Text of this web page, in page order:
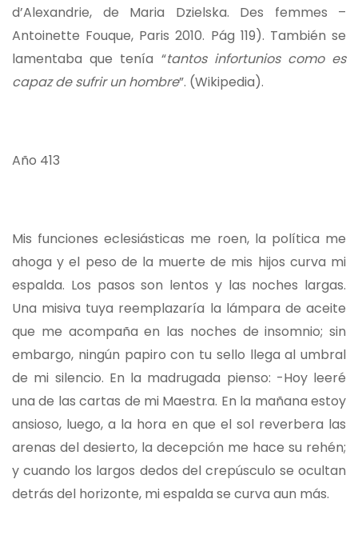
d’Alexandrie, de Maria Dzielska. Des femmes –
Antoinette Fouque, Paris 2010. Pág 119). También se
lamentaba que tenía “tantos infortunios como es
capaz de sufrir un hombre”. (Wikipedia).
Año 413
Mis funciones eclesiásticas me roen, la política me
ahoga y el peso de la muerte de mis hijos curva mi
espalda. Los pasos son lentos y las noches largas.
Una misiva tuya reemplazaría la lámpara de aceite
que me acompaña en las noches de insomnio; sin
embargo, ningún papiro con tu sello llega al umbral
de mi silencio. En la madrugada pienso: -Hoy leeré
una de las cartas de mi Maestra. En la mañana estoy
ansioso, luego, a la hora en que el sol reverbera las
arenas del desierto, la decepción me hace su rehén;
y cuando los largos dedos del crepúsculo se ocultan
detrás del horizonte, mi espalda se curva aun más.